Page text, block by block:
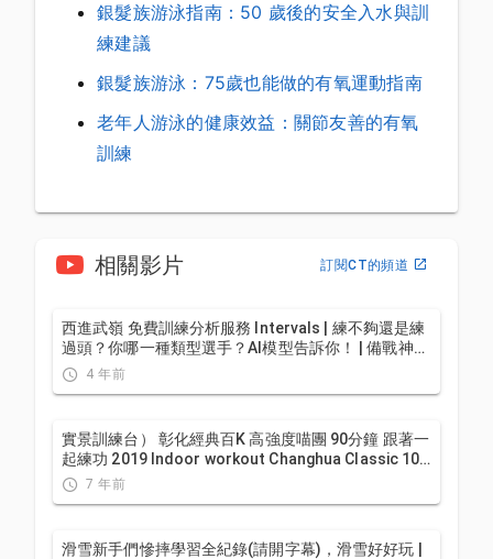
銀髮族游泳指南：50 歲後的安全入水與訓
練建議
銀髮族游泳：75歲也能做的有氧運動指南
老年人游泳的健康效益：關節友善的有氧
訓練
相關影片 訂閱CT的頻道
西進武嶺 免費訓練分析服務 Intervals | 練不夠還是練
過頭？你哪一種類型選手？AI模型告訴你！ | 備戰神器
4 年前
實景訓練台） 彰化經典百K 高強度喵團 90分鐘 跟著一
起練功 2019 Indoor workout Changhua Classic 100
Taiwan
7 年前
滑雪新手們慘摔學習全紀錄(請開字幕)，滑雪好好玩 |